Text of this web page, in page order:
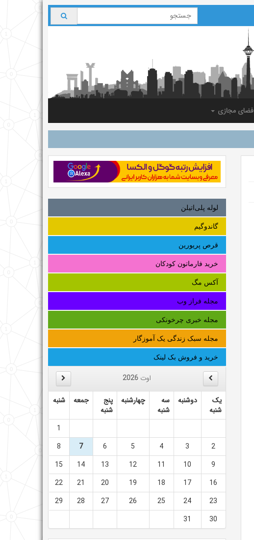
فضای مجازی
لوله‌ پلی‌اتیلن
گاندوگیم
قرص پریورین
خرید فارماتون کودکان
آکس مگ
مجله فراز وب
مجله خبری چرخونکی
مجله سبک زندگی یک آموزگار
خرید و فروش بک لینک
اوت 2026
یک
شنبه
دوشنبه
سه
شنبه
چهارشنبه
پنج
شنبه
جمعه شنبه
1
2
3
4
5
6
7
8
9
10
11
12
13
14
15
16
17
18
19
20
21
22
23
24
25
26
27
28
29
30
31